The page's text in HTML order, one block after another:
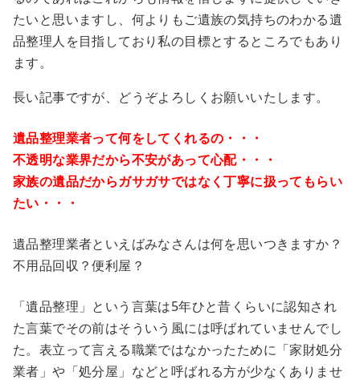
たいと思いますし、何よりもご遺族の気持ちのわかる遺
品整理人を目指しており私の目標とするところでもあり
ます。
長い記事ですが、どうぞよろしくお願いいたします。
遺品整理業者って何をしてくれるの・・・
不透明な業界だから不安があって心配・・・
家族の遺品だからガサガサではなく丁寧に扱ってもらい
たい・・・
遺品整理業者といえばみなさんは何を思いつきますか？
不用品回収？便利屋？
「遺品整理」という言葉は5年ひと昔くらいに認知され
た言葉でその前はそういう風には呼ばれていませんでし
た。表立って言える職業ではなかったために「家財処分
業者」や「処分屋」などと呼ばれる方が少なくありませ